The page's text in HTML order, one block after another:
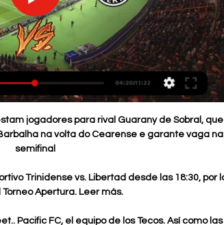
. Athletic Bilbao . Sevilla . París S. Germain . Sporting CP . Juventus de Turín . Bayern Múnich . Inter de Milán .. Valladolid vs CD Leganés - en vivo y predicciones Valladolid vs CD Leganés. VS . How to watch Valladolid vs CD Leganés . 00:00:00. 1.

Mushuc Runa y Macará cierran la fecha 24 con empate. Los dos elencos cerraron la jornada 24 con un empate. Estadio Bellavista, en donde se jugó el último partido de la fecha. 2 Septiembre, 2019, 9:18 pm. Por: Roberth Armijos

LOS GRANDES LIRICOS DEL RENACIMIENTO ESPAÑOL: POESIA COMPLETA DE JUAN BOSCAN, GARCILASO DE LA VEGA, FRAY LUIS DE LEON, SAN JUAN DE LA CRUZ, FERNANDO DE HERRERA de VV.AA.. ENVÍO GRATIS en 1 día desde 19€. Libro nuevo o segunda mano, sinopsis, resumen y opiniones.

La Ciudad de La Plata fue planeada para ser la Capital de la Provincia después que la Ciudad de Buenos Aires fue declarada como Distrito Federal (Capital Federal de Argentina) en 1880.La Plata es también en centro político, administrativo de la Provincia.. La Plata es una ciudad con historia, arquitectura interesante, con mucha cultura y una identidad fuerte.

Transmisión de Frecuencia Cruzada para Universidad Católica vs Palestino valido por una nueva fecha del torneo nacional de transición 2017.. Transmisión de Frecuencia Cruzada para Universidad Católica vs U. de Concepción valido por una nueva fecha del torneo nacional de transición 2017.. Plaza Italia, en Santiago de Chile, es el.

Atlas · Cruz Azul · CD Guadalajara · Juárez · Santos Laguna · Club León · Monterrey · Monarcas Morelia · Necaxa · Pachuca · Puebla · Querétaro · Atlético San Luis · Tigres · Tijuana · Toluca · UNAM · Veracruz Laatst bewerkt op 14 mrt 2020, om 14:54.

Mujeres cafetaleras de la Unión de Productores Orgánicos San Isidro Siltepec, Chiapas . Naima Jazíbi Cárcamo Toalá**, Verónica. organización cafetalera de Chiapas conformada por 105 socios (56 mujeres y 49. (socias y esposas de socios) participan en toda la fase del proceso productivo del café, ya sea directa o indirectamente.

RB Leipzig eliminó al Atlético de Madrid y se enfrentará a PSG en la semifinal de la Champions League ¡Fuera del área! Tyler Adams marcó el 2-1 en favor de Leipzig ante Atlético de Madrid.

San Lorenzo de Almagro, actual tricampeón de la Liga Nacional de Básquetbol (LNB), recibirá hoy a Instituto de Córdoba en el primer juego de las finales de la temporada 2018-2019, que serán.

Funcionarios del Cuerpo de Investigaciones Científicas, Penales y Criminalísticas (CICPC), lograron recuperar tres carros, dos motos y aprehendieron a tres hombres que se encontraban solicitados por el delito de hurto de vehículos, en el municipio Libertador del Distrito Capital.

Los rivales a evitar por el Sevilla son principalmente los alemanes, Wolfsburgo y Bayer, los ingleses, Manchester United y Wolverhampton, y los italianos, Inter y Roma.

Tigo Sports Paraguay 

La biblioteca de Alejandría vuelve a la vida. FUE una de las bibliotecas más famosas de su época. Convirtió a Alejandría, la ciudad egipcia que la albergaba, en la …

EnVivo Final Copa Paraguay, Libertad vs Sportivo Trinidense 2:40:06futbolparaguayo #copaparaguay #libertad #sportivotrinidense #villarrica #parquedelguairá #conmebollibertadores #conmebolsudamericana.YouTube · Salvador Hicar - TV RADIO SPORTS · 3 dic 2023

Escucha en directo GUADALAJARA de COPE a través de la radio online. Disfruta de nuestros streamings y programas en directo. Escucha también todas nuestras emisoras locales

Sportivo Trinidense - Libertad en vivo, resultados H2H Sportivo Trinidense Libertad marcadores en directo (y ver en vivo gratis video streaming en directo) comienza el 29 ene 2024 a las 21:00 (Hora UTC) en ...

17/01/2019 17:53:41Son 118 estaciones de metro en total y sólo ocho de ellas tienen nombre de mujer. Una masiva campaña lanzó la Universidad de Chile mediante redes sociales para renombrar la estación «Hospitales» por «Dra Eloísa Díaz» en honor a la primera mujer doctora de Chile y Latinoámerica. Cabe destacar que el metro de Santiago […]

2020-4-10 · El Club León Femenil es un equipo de fútbol femenil profesional de México.Juega en la Primera División Femenil de México y tiene su sede en el Estadio León ubicado en la ciudad de León, Guanajuato.Fue fundado en mayo de 2017.

Sportivo Trinidense - Libertad en directo - Copa de Primera Eurosport es tu fuente para las últimas actualizaciones de partidos de Copa de Primera. Ponte al día sobre el Sportivo Trinidense - Libertad completo con ...

Club Sportivo Trinidense contra Club Libertad Limpeno Estadísticas Cara a Cara del Club Sportivo Trinidense vs. Club Libertad Limpeno en Campeonato Femenino. Las estadísticas incluyen Goles Marcados, ...

Equipe de Saquarema segue invicto na pré-temporada com 7 vitórias e 2 empates . Por Weliton Labarra. Foto: Breno Monsef. O Boavista segue sua invencibilidade nessa pré-temporada visando o Campeonato Carioca. Na tarde de sábado (5), o Verdão de Saquarema ficou no 1 a 1 com o Tupynambás (MG), em jogo-treino realizado no Clube da Aeronáutica, na Barra da Tijuca.

Vive el minuto a minuto de los partidos de fútbol de Universidad de Chile en vivo por medio sus canales, radio y comenta todo lo que ocurre a través del chat.. Fútbol en Vivo. Deporte Online, Deportivo: Aquí todos los partidos de fútbol de Universidad de Chile en vivo y en directo gratis aquí. Partidos de Fútbol de Universidad de.

Desde la Asociación de Mujeres Bahía Gaspar Gª Laviana os invitamos a disfrutar, el miércoles 15 de abril, de una jornada de convivencia en nuestro hogar social de la comunidad de Papaturro, en San Juan del Sur. El fotoperiodista español, Álvaro Fuente, que nos visita estos días con motivo de un trabajo documental, nos hablará…

2017-9-26 · Universidad